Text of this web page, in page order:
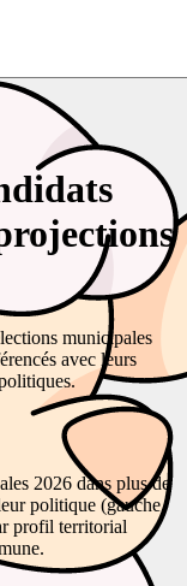
municipales
avec leurs
2026 dans plus de
politique (gauche,
profil territorial